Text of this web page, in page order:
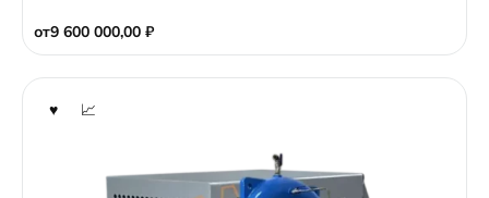
от9 600 000,00 ₽
f
5